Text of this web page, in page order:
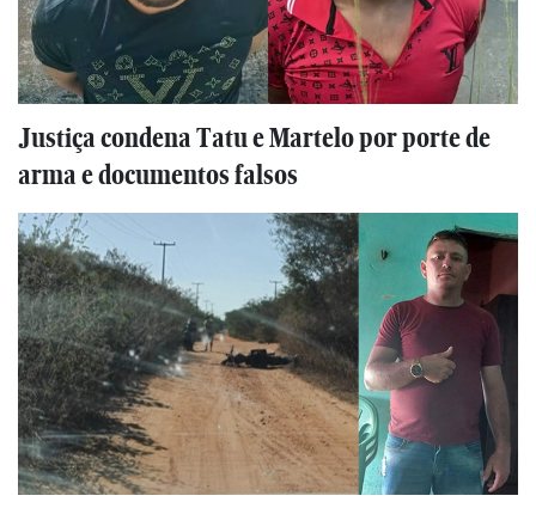
Justiça condena Tatu e Martelo por porte de
arma e documentos falsos